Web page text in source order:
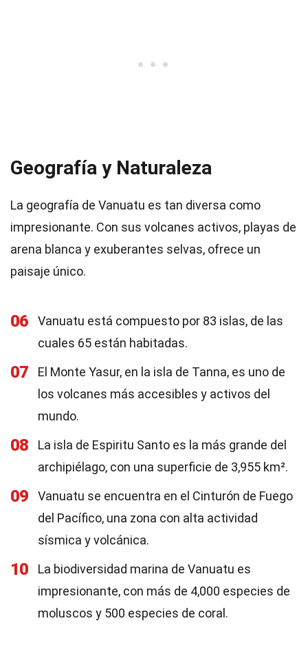
Geografía y Naturaleza
La geografía de Vanuatu es tan diversa como
impresionante. Con sus volcanes activos, playas de
arena blanca y exuberantes selvas, ofrece un
paisaje único.
06
Vanuatu está compuesto por 83 islas, de las
cuales 65 están habitadas.
07
El Monte Yasur, en la isla de Tanna, es uno de
los volcanes más accesibles y activos del
mundo.
08
La isla de Espiritu Santo es la más grande del
archipiélago, con una superficie de 3,955 km².
09
Vanuatu se encuentra en el Cinturón de Fuego
del Pacífico, una zona con alta actividad
sísmica y volcánica.
10
La biodiversidad marina de Vanuatu es
impresionante, con más de 4,000 especies de
moluscos y 500 especies de coral.